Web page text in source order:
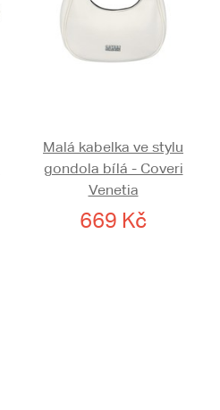
Malá kabelka ve stylu
gondola bílá - Coveri
Venetia
669 Kč